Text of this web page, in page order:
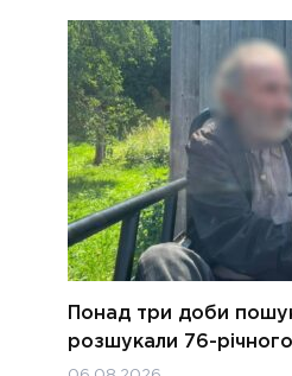
Понад три доби
розшукали 76-